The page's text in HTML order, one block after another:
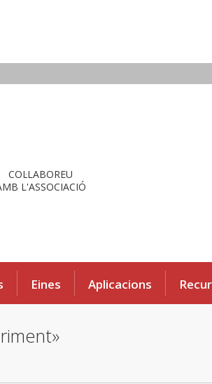
COL·LABOREU
L'ASSOCIACIÓ
Eines Aplicacions